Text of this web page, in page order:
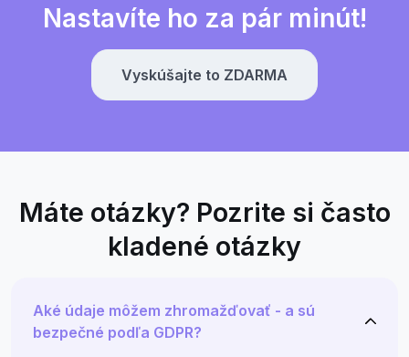
Nastavíte ho za pár minút!
Vyskúšajte to ZDARMA
Máte otázky? Pozrite si často
kladené otázky
Aké údaje môžem zhromažďovať - a sú
bezpečné podľa GDPR?